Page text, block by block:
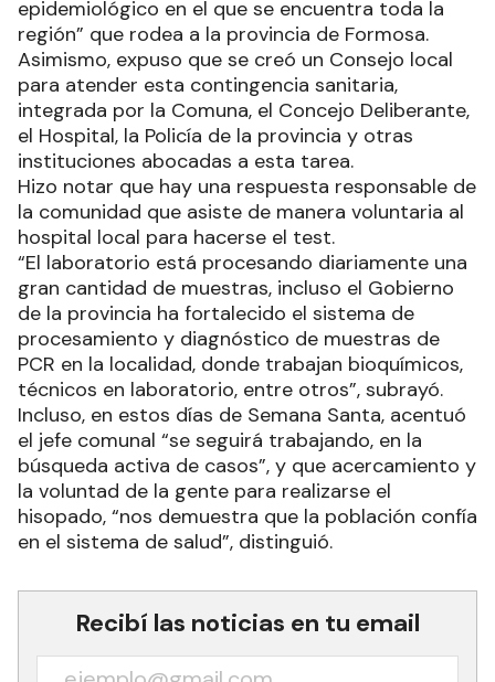
epidemiológico en el que se encuentra toda la
región” que rodea a la provincia de Formosa.
Asimismo, expuso que se creó un Consejo local
para atender esta contingencia sanitaria,
integrada por la Comuna, el Concejo Deliberante,
el Hospital, la Policía de la provincia y otras
instituciones abocadas a esta tarea.
Hizo notar que hay una respuesta responsable de
la comunidad que asiste de manera voluntaria al
hospital local para hacerse el test.
“El laboratorio está procesando diariamente una
gran cantidad de muestras, incluso el Gobierno
de la provincia ha fortalecido el sistema de
procesamiento y diagnóstico de muestras de
PCR en la localidad, donde trabajan bioquímicos,
técnicos en laboratorio, entre otros”, subrayó.
Incluso, en estos días de Semana Santa, acentuó
el jefe comunal “se seguirá trabajando, en la
búsqueda activa de casos”, y que acercamiento y
la voluntad de la gente para realizarse el
hisopado, “nos demuestra que la población confía
en el sistema de salud”, distinguió.
Recibí las noticias en tu email